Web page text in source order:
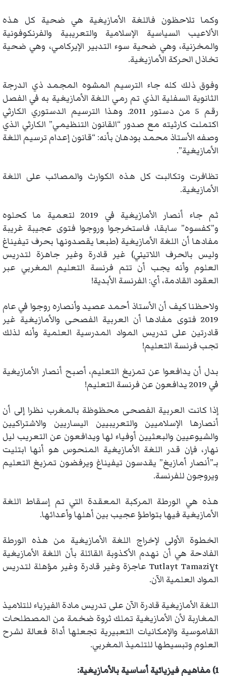
وكما تلاحظون فاللغة الأمازيغية هي ضحية كل هذه
الألاعيب السياسية الإسلامية والتعريبية والفرنكوفونية
والمخزنية، وهي ضحية سوء التدبير الإيركامي، وهي ضحية
تخاذل الحركة الأمازيغية.
وفوق ذلك كله جاء الترسيم المشوه المجمد ذي الدرجة
الثانوية السفلية الذي تم رمي اللغة الأمازيغية به في الفصل
رقم 5 من دستور 2011. وهذا الترسيم الدستوري الكارثي
اكتملت كارثيته مع صدور “القانون التنظيمي” الكارثي الذي
وصفه الأستاذ محمد بودهان بأنه: “قانون إعدام ترسيم اللغة
الأمازيغية”.
تظافرت وتكالبت كل هذه الكوارث والمصائب على اللغة
الأمازيغية.
ثم جاء أنصار الأمازيغية في 2019 لتعمية ما كحلوه
و”كفسوه” سابقا، فاستخرجوا وروجوا فتوى عجيبة غريبة
مفادها أن اللغة الأمازيغية (طبعا يقصدونها بحرف تيفيناغ
وليس بالحرف اللاتيني) غير قادرة وغير جاهزة لتدريس
العلوم وأنه يجب أن تتم فرنسة التعليم المغربي عبر
العقود القادمة، أي: الفرنسة الأبدية!
ولاحظنا كيف أن الأستاذ أحمد عصيد وأنصاره روجوا في عام
2019 فتوى مفادها أن العربية الفصحى والأمازيغية غير
قادرتين على تدريس المواد المدرسية العلمية وأنه لذلك
تجب فرنسة التعليم!
بدل أن يدافعوا عن تمزيغ التعليم، أصبح أنصار الأمازيغية
في 2019 يدافعون عن فرنسة التعليم!
إذا كانت العربية الفصحى محظوظة بالمغرب نظرا إلى أن
أنصارها الإسلاميين والتعريبيين اليساريين والاشتراكيين
والشيوعيين والبعثيين أوفياء لها ويدافعون عن التعريب ليل
نهار، فإن قدر اللغة الأمازيغية المنحوس هو أنها ابتليت
بـ”أنصار أمازيغ” يقدسون تيفيناغ ويرفضون تمزيغ التعليم
ويروجون للفرنسة.
هذه هي الورطة المركبة المعقدة التي تم إسقاط اللغة
الأمازيغية فيها بتواطؤ عجيب بين أهلها وأعدائها.
الخطوة الأولى لإخراج اللغة الأمازيغية من هذه الورطة
الفادحة هي أن نهدم الأكذوبة القائلة بأن اللغة الأمازيغية
Tutlayt Tamaziɣt عاجزة وغير قادرة وغير مؤهلة لتدريس
المواد العلمية الآن.
اللغة الأمازيغية قادرة الآن على تدريس مادة الفيزياء للتلاميذ
المغاربة لأن الأمازيغية تملك ثروة ضخمة من المصطلحات
القاموسية والإمكانيات التعبيرية تجعلها أداة فعالة لشرح
العلوم وتبسيطها للتلميذ المغربي.
1) مفاهيم فيزيائية أساسية بالأمازيغية: